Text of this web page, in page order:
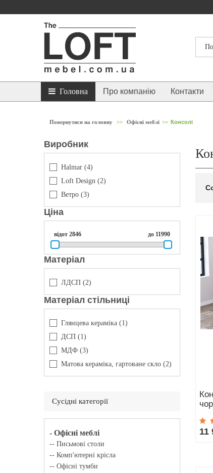
Головна Про компанію Контакти
Повернутися на головну >> Офісні меблі >> Консолі
Виробник
Halmar (4)
Loft Design (2)
Ветро (3)
Ціна
відот 2846 до 11990
Матеріал
ЛДСП (2)
Матеріал стільниці
Глянцева кераміка (1)
ДСП (1)
МДФ (3)
Матова кераміка, гартоване скло (2)
Сусідні категорії
- Офісні меблі
-- Письмові столи
-- Комп'ютерні крісла
-- Офісні тумби
11